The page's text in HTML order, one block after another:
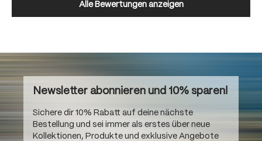
Alle Bewertungen anzeigen
Newsletter abonnieren und 10% sparen!
Sichere dir 10% Rabatt auf deine nächste
Bestellung und sei immer als erstes über neue
Kollektionen, Produkte und exklusive Angebote